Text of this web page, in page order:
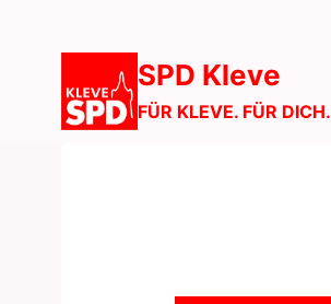
SPD Kleve
FÜR KLEVE. FÜR DICH.